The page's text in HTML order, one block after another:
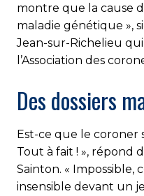
montre que la cause
maladie génétique »,
Jean-sur-Richelieu
l’Association des
Des dossiers
Est-ce que le coroner
Tout à fait ! », répond
Sainton. «
insensible devant un